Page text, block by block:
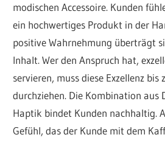
modischen Accessoire. Kunden
ein hochwertiges Produkt in der
positive Wahrnehmung überträgt
Inhalt. Wer den Anspruch hat,
servieren, muss diese Exzellenz bis
durchziehen. Die Kombination aus
Haptik bindet Kunden nachhaltig.
Gefühl, das der Kunde mit dem